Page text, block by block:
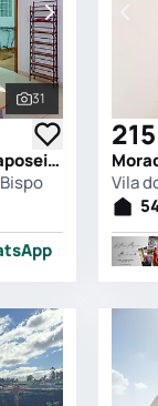
Ver todas as
31
Moradia T3 em Vila do Bispo e Raposeira, Vila do Bispo
Vila